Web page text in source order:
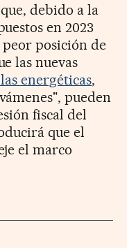
debido a la
en 2023
peor posición de
las nuevas
energéticas,
pueden
fiscal del
que el
el marco